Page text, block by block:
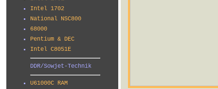
Intel 1702
National NSC800
68000
Pentium & DEC
Intel C8051E
DDR/Sowjet-Technik
U61000C RAM